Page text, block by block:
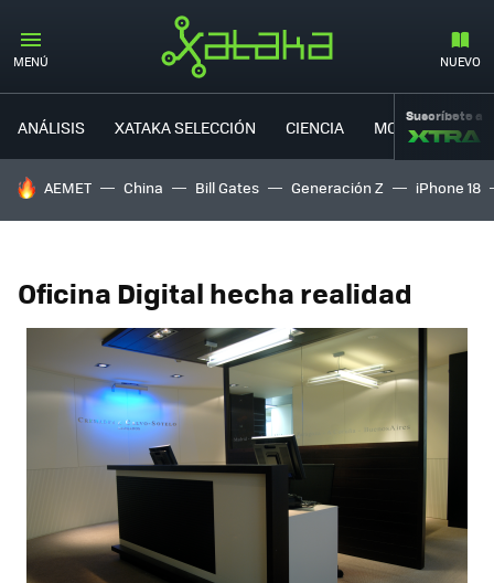
MENÚ NUEVO
ANÁLISIS XATAKA SELECCIÓN CIENCIA MOVILIDAD
Suscríbete a
HOY SE HABLA DE
AEMET China Bill Gates Generación Z iPhone 18
Oficina Digital hecha realidad